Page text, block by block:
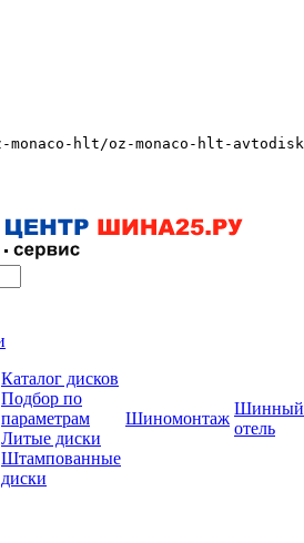
monaco-hlt/oz-monaco-hlt-
Каталог дисков
Подбор по
параметрам
Литые диски
Штампованные
диски
Шиномонтаж
Шинный
отель